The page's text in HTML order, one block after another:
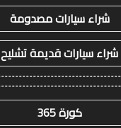
شراء سيارات مصدومة
شراء سيارات قديمة تشليح
كورة 365